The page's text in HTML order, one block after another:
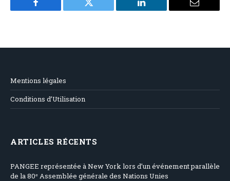
Facebook Twitter LinkedIn Email
Mentions légales
Conditions d’Utilisation
ARTICLES RÉCENTS
PANGEE représentée à New York lors d’un événement parallèle
de la 80ᵉ Assemblée générale des Nations Unies